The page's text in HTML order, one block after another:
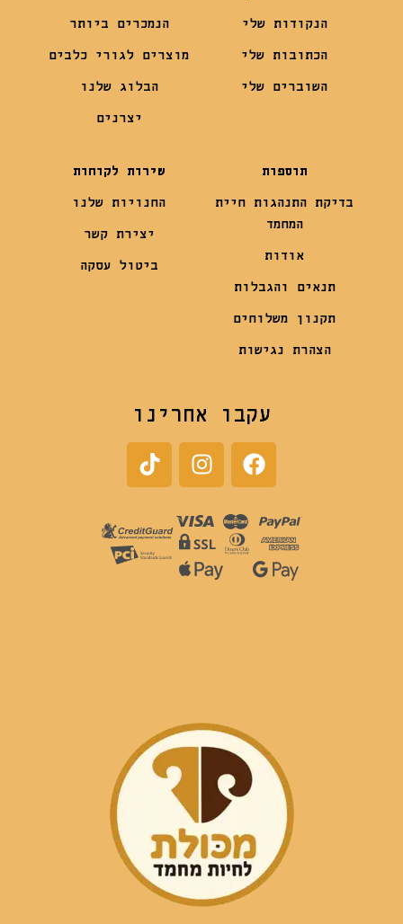
הנקודות שלי
הכתובות שלי
השוברים שלי
הנמכרים ביותר
מוצרים לגורי כלבים
הבלוג שלנו
יצרנים
תוספות
בדיקת התנהגות חיית
המחמד
אודות
תנאים והגבלות
תקנון משלוחים
הצהרת נגישות
שירות לקוחות
החנויות שלנו
יצירת קשר
ביטול עסקה
עקבו אחרינו